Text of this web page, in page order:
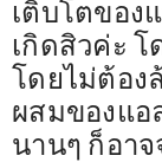
เติบโตของ
เกิดสิวค่ะ โ
โดยไม่ต้อง
ผสมของแ
นานๆ ก็อา